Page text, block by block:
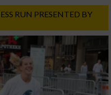
RUN PRESENTED BY